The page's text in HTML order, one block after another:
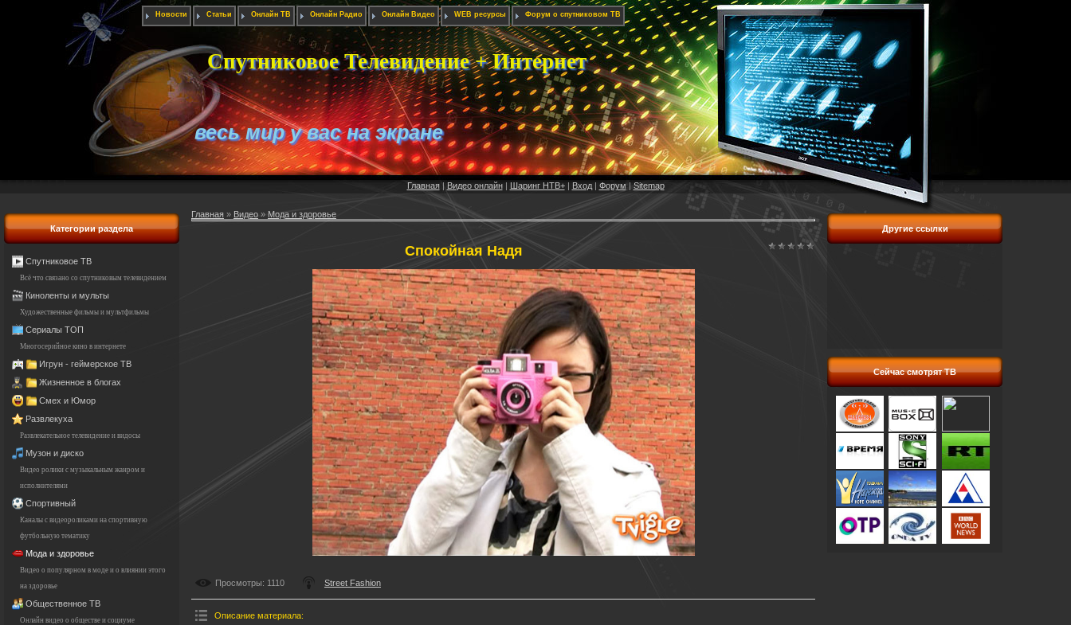
Новости Статьи Онлайн ТВ Онлайн Радио Онлайн Видео WEB ресурсы Форум о спутниковом ТВ
Спутниковое Телевидение + Интернет
весь мир у вас на экране
Главная| Видео онлайн| Шаринг НТВ+| Вход| Форум |Sitemap
Категории раздела
Спутниковое ТВ
Всё что связано со спутниковым телевидением
Киноленты и мульты
Художественные фильмы и мультфильмы
Сериалы ТОП
Многосерийное кино в интернете
Игрун - геймерское ТВ
Жизненное в блогах
Смех и Юмор
Развлекуха
Развлекательное телевидение и видосы
Музон и диско
Видео ролики с музыкальным жанром и
исполнителями
Спортивный
Каналы с видеороликами на спортивную
футбольную тематику
Мода и здоровье
Видео о популярном в моде и о влиянии этого
на здоровье
Общественное ТВ
Онлайн видео о обществе и социуме
Главная » Видео » Мода и здоровье
Спокойная Надя
Просмотры: 1110 Street Fashion
Описание материала:
Другие ссылки
Сейчас смотрят ТВ